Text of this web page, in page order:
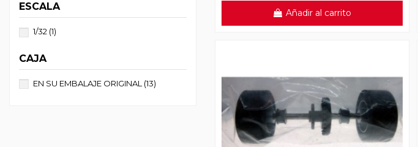
Añadir al carrito
ESCALA
1/32 (1)
CAJA
EN SU EMBALAJE ORIGINAL (13)